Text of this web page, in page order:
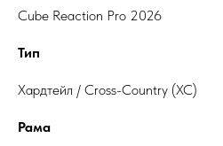
Cube Reaction Pro 2026
Тип
Хардтейл / Cross-Country (XC)
Рама